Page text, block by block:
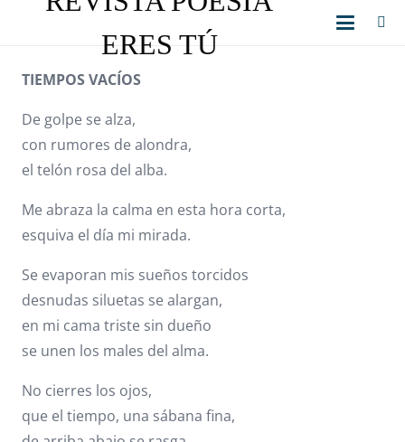
ERES TÚ
TIEMPOS VACÍOS
De golpe se alza,
con rumores de alondra,
el telón rosa del alba.
Me abraza la calma en esta hora corta,
esquiva el día mi mirada.
Se evaporan mis sueños torcidos
desnudas siluetas se alargan,
en mi cama triste sin dueño
se unen los males del alma.
No cierres los ojos,
que el tiempo, una sábana fina,